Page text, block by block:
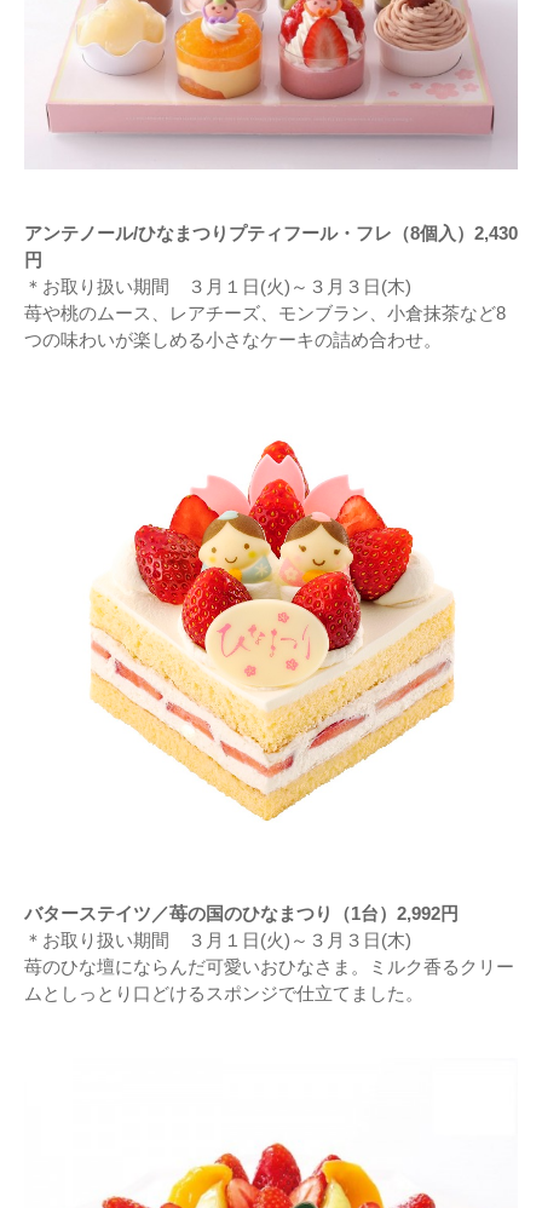
アンテノール/ひなまつりプティフール・フレ（8個入）2,430
円
＊お取り扱い期間 ３月１日(火)～３月３日(木)
苺や桃のムース、レアチーズ、モンブラン、小倉抹茶など8
つの味わいが楽しめる小さなケーキの詰め合わせ。
バターステイツ／苺の国のひなまつり（1台）2,992円
＊お取り扱い期間 ３月１日(火)～３月３日(木)
苺のひな壇にならんだ可愛いおひなさま。ミルク香るクリー
ムとしっとり口どけるスポンジで仕立てました。